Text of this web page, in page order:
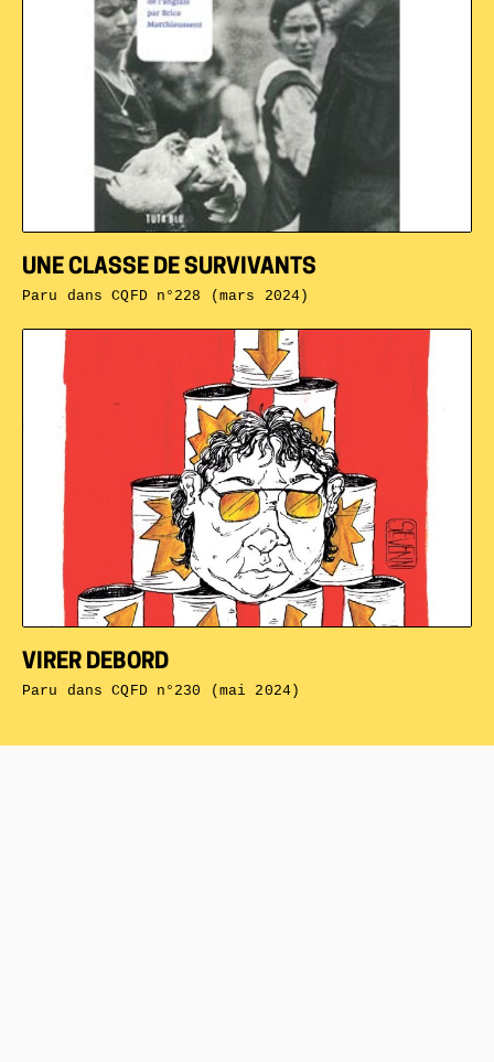
VIRER DEBORD
Paru dansCQFD n°230 (mai 2024)
UNE CLASSE DE SURVIVANTS
Paru dansCQFD n°228 (mars 2024)